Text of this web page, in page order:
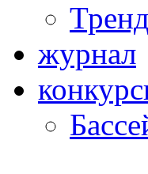
журнал